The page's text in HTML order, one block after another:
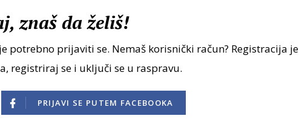
znaš da želiš!
potrebno prijaviti se. Nemaš korisnički račun? Registracija je
registriraj se i uključi se u raspravu.
PRIJAVI SE PUTEM FACEBOOKA